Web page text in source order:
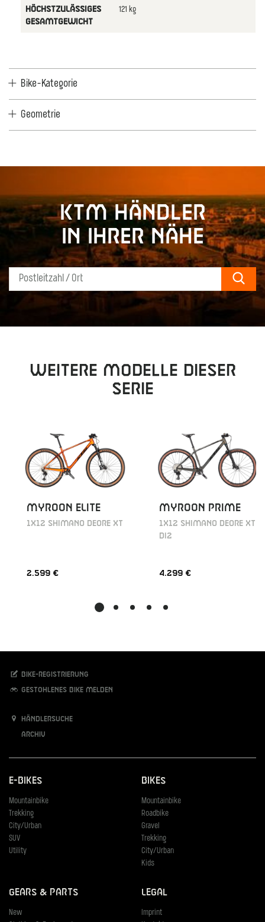
HÖCHSTZULÄSSIGES
GESAMTGEWICHT
121 kg
Bike-Kategorie
Geometrie
KTM Händler
in Ihrer Nähe
Weitere Modelle dieser
Serie
MYROON ELITE
1X12 SHIMANO DEORE XT
2.599 €
MYROON PRIME
1X12 SHIMANO DEORE XT
DI2
4.299 €
Bike-Registrierung
Gestohlenes Bike melden
Händlersuche
Archiv
E-Bikes
Mountainbike
Trekking
City/Urban
SUV
Utility
Bikes
Mountainbike
Roadbike
Gravel
Trekking
City/Urban
Kids
Gears & Parts
New
Legal
Imprint